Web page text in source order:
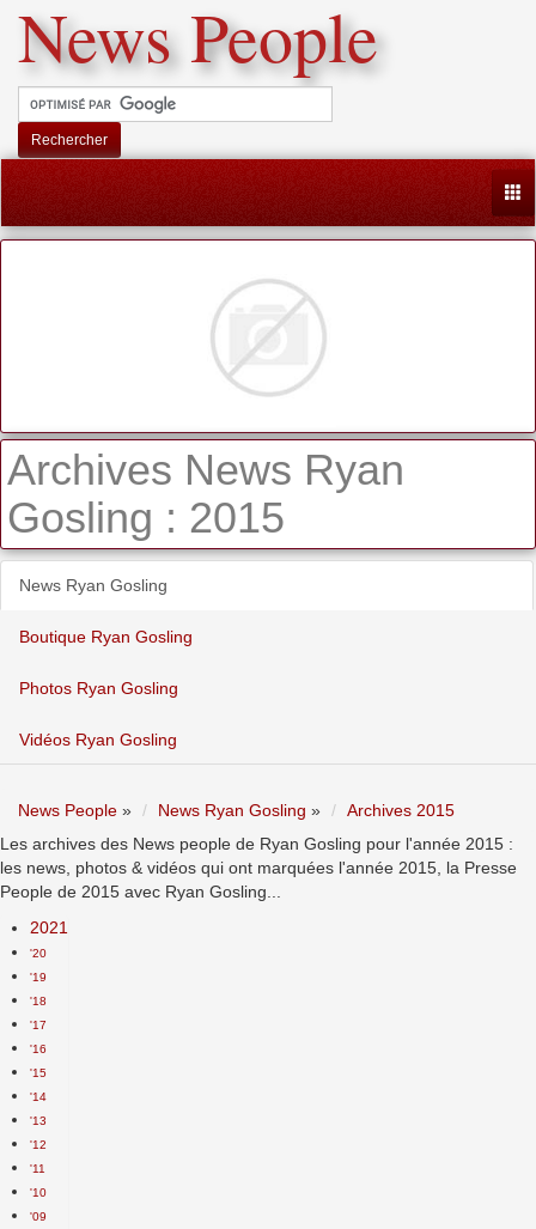
News People
Rechercher
Archives News Ryan
Gosling : 2015
News Ryan Gosling
Boutique Ryan Gosling
Photos Ryan Gosling
Vidéos Ryan Gosling
News People » News Ryan Gosling »
Archives 2015
Les archives des News people de Ryan Gosling pour l'année 2015 :
les news, photos & vidéos qui ont marquées l'année 2015, la Presse
People de 2015 avec Ryan Gosling...
2021
'20
'19
'18
'17
'16
'15
'14
'13
'12
'11
'10
'09